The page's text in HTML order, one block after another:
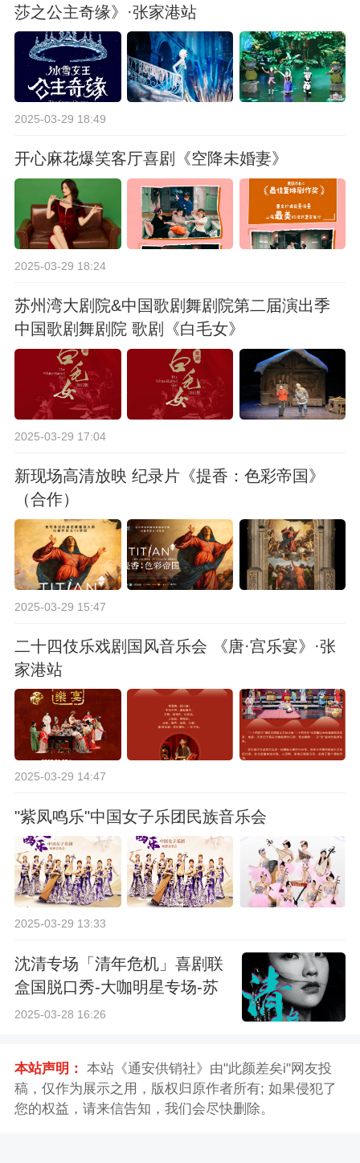
莎之公主奇缘》·张家港站
2025-03-29 18:49
开心麻花爆笑客厅喜剧《空降未婚妻》
2025-03-29 18:24
苏州湾大剧院&中国歌剧舞剧院第二届演出季
中国歌剧舞剧院 歌剧《白毛女》
2025-03-29 17:04
新现场高清放映 纪录片《提香：色彩帝国》
（合作）
2025-03-29 15:47
二十四伎乐戏剧国风音乐会 《唐·宫乐宴》·张
家港站
2025-03-29 14:47
"紫凤鸣乐"中国女子乐团民族音乐会
2025-03-29 13:33
沈清专场「清年危机」喜剧联
盒国脱口秀-大咖明星专场-苏
州站
2025-03-28 16:26
本站声明： 本站《通安供销社》由"此颜差矣i"网友投
稿，仅作为展示之用，版权归原作者所有; 如果侵犯了
您的权益，请来信告知，我们会尽快删除。